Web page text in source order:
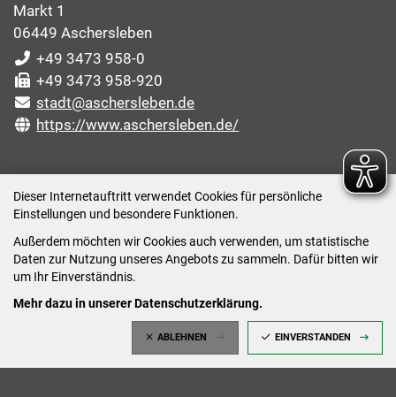
Dieser Internetauftritt verwendet Cookies für persönliche
Einstellungen und besondere Funktionen.
Außerdem möchten wir Cookies auch verwenden, um statistische
Daten zur Nutzung unseres Angebots zu sammeln. Dafür bitten wir
um Ihr Einverständnis.
Mehr dazu in unserer Datenschutzerklärung.
ABLEHNEN EINVERSTANDEN
Markt 1
06449 Aschersleben
+49 3473 958-0
+49 3473 958-920
stadt@aschersleben.de
https://www.aschersleben.de/
Montag: 09:00-12:00 /14:00-15:00 Uhr
Dienstag: 09:00-12:00 /14:00-16:00 Uhr
Mittwoch: 09:00 - 12:00 Uhr (nach vorheriger
Donnerstag: 09:00-12:00 /14:00-18:00 Uhr
Freitag: 09:00-12:00 Uhr